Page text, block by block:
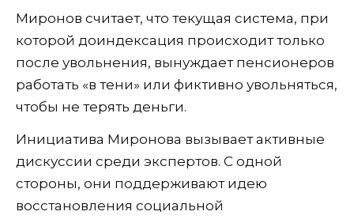
Миронов считает, что текущая система, при
которой доиндексация происходит только
после увольнения, вынуждает пенсионеров
работать «в тени» или фиктивно увольняться,
чтобы не терять деньги.
Инициатива Миронова вызывает активные
дискуссии среди экспертов. С одной
стороны, они поддерживают идею
восстановления социальной